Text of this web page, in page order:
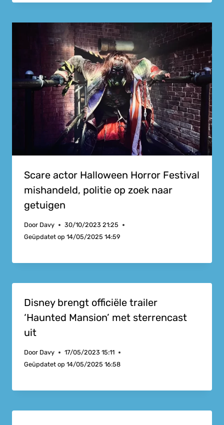
Scare actor Halloween Horror Festival
mishandeld, politie op zoek naar
getuigen
Door Davy
30/10/2023 21:25
Geüpdatet op 14/05/2025 14:59
Disney brengt officiële trailer
‘Haunted Mansion’ met sterrencast
uit
Door Davy
17/05/2023 15:11
Geüpdatet op 14/05/2025 16:58